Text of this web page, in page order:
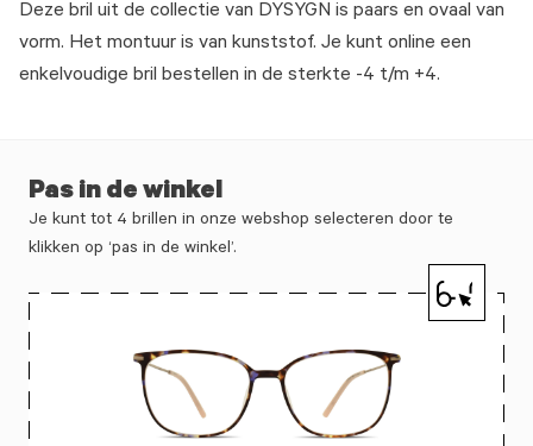
Deze bril uit de collectie van DYSYGN is paars en ovaal van
vorm. Het montuur is van kunststof. Je kunt online een
enkelvoudige bril bestellen in de sterkte -4 t/m +4.
Pas in de winkel
Je kunt tot 4 brillen in onze webshop selecteren door te
klikken op ‘pas in de winkel’.